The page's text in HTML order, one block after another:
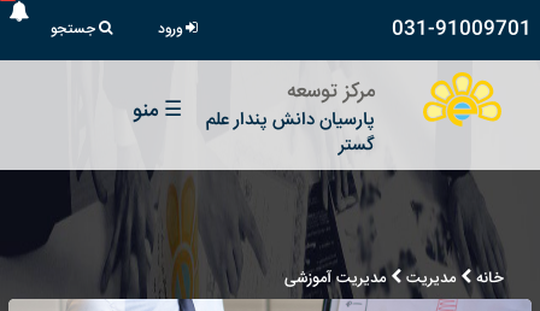
031-91009701 ورود جستجو
مرکز توسعه
پارسیان دانش پندار علم
گستر
☰ منو
خانه مدیریت مدیریت آموزشی